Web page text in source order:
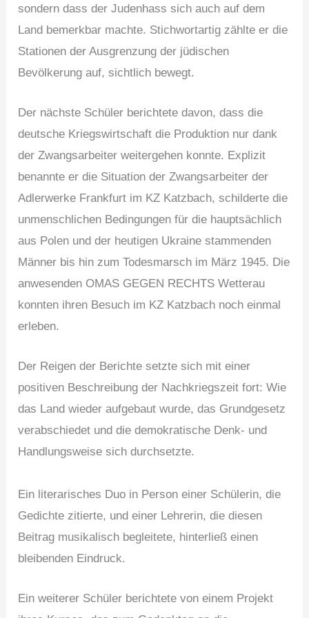
sondern dass der Judenhass sich auch auf dem
Land bemerkbar machte. Stichwortartig zählte er die
Stationen der Ausgrenzung der jüdischen
Bevölkerung auf, sichtlich bewegt.
Der nächste Schüler berichtete davon, dass die
deutsche Kriegswirtschaft die Produktion nur dank
der Zwangsarbeiter weitergehen konnte. Explizit
benannte er die Situation der Zwangsarbeiter der
Adlerwerke Frankfurt im KZ Katzbach, schilderte die
unmenschlichen Bedingungen für die hauptsächlich
aus Polen und der heutigen Ukraine stammenden
Männer bis hin zum Todesmarsch im März 1945. Die
anwesenden OMAS GEGEN RECHTS Wetterau
konnten ihren Besuch im KZ Katzbach noch einmal
erleben.
Der Reigen der Berichte setzte sich mit einer
positiven Beschreibung der Nachkriegszeit fort: Wie
das Land wieder aufgebaut wurde, das Grundgesetz
verabschiedet und die demokratische Denk- und
Handlungsweise sich durchsetzte.
Ein literarisches Duo in Person einer Schülerin, die
Gedichte zitierte, und einer Lehrerin, die diesen
Beitrag musikalisch begleitete, hinterließ einen
bleibenden Eindruck.
Ein weiterer Schüler berichtete von einem Projekt